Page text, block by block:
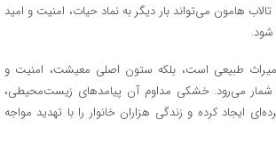
هامون می‌تواند بار دیگر به نماد حیات، امنیت و امید
شود.
میراث طبیعی است، بلکه ستون اصلی معیشت، امنیت و
می‌رود. خشکی مداوم آن پیامدهای زیست‌محیطی،
ایجاد کرده و زندگی هزاران خانوار را با تهدید مواجه